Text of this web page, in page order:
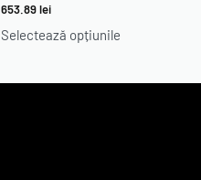
653.89lei
Selectează opțiunile